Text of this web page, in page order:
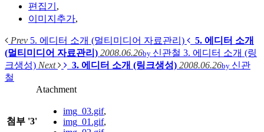
편집기 ,
이미지추가,
Prev 5. 에디터 소개 (멀티미디어 자료관리)
5. 에디터 소개
(멀티미디어 자료관리) 2008.06.26by 신관철 3. 에디터 소개 (링
크생성) Next 3. 에디터 소개 (링크생성) 2008.06.26by 신관
철
Atachment
첨부 '3'
img_03.gif,
img_01.gif,